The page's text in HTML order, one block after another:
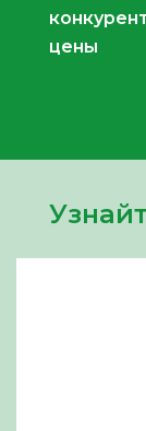
цены